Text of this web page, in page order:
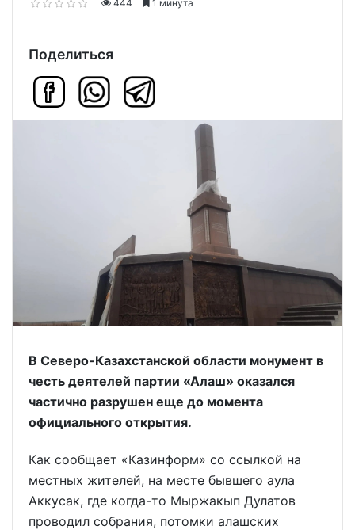
444
1 минута
Поделиться
В Северо-Казахстанской области монумент в
честь деятелей партии «Алаш» оказался
частично разрушен еще до момента
официального открытия.
Как сообщает «Казинформ» со ссылкой на
местных жителей, на месте бывшего аула
Аккусак, где когда-то Мыржакып Дулатов
проводил собрания, потомки алашских